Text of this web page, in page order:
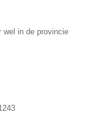
wel in de provincie